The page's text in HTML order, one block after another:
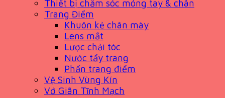
Thiết bị chăm sóc móng tay & chân
Trang Điểm
Khuôn kẻ chân mày
Lens mắt
Lược chải tóc
Nước tẩy trang
Phấn trang điểm
Vệ Sinh Vùng Kín
Vớ Giãn Tĩnh Mạch